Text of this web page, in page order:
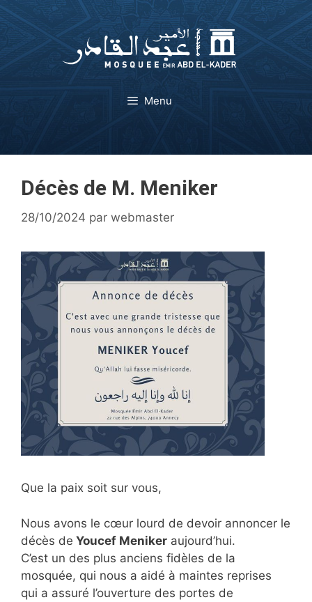
Aller
au
contenu
Menu
Décès de M. Meniker
28/10/2024 par webmaster
Que la paix soit sur vous,
Nous avons le cœur lourd de devoir annoncer le
décès de Youcef Meniker aujourd’hui.
C’est un des plus anciens fidèles de la
mosquée, qui nous a aidé à maintes reprises
qui a assuré l’ouverture des portes de